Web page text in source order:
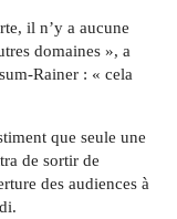
il n’y a aucune
domaines », a
Rainer : « cela
que seule une
de sortir de
des audiences à